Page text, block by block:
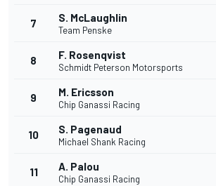
7 S. McLaughlin
Team Penske
8 F. Rosenqvist
Schmidt Peterson Motorsports
9 M. Ericsson
Chip Ganassi Racing
10 S. Pagenaud
Michael Shank Racing
11 A. Palou
Chip Ganassi Racing